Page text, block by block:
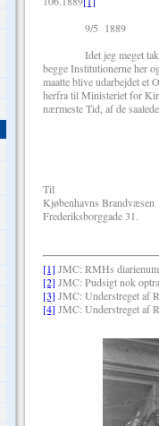
9/5 1889
Idet jeg meget takker
begge Institutionerne her
maatte blive udarbejdet et
herfra til Ministeriet for
nærmeste Tid, af de
Til
Kjøbenhavns Brandvæsen
Frederiksborggade 31.
[1] JMC: RMHs
[2] JMC: Pudsigt nok
[3] JMC: Understreget af
[4] JMC: Understreget af